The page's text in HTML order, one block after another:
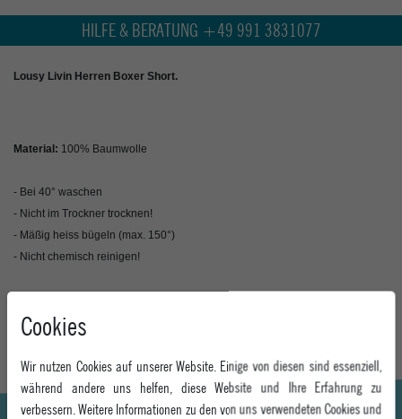
HILFE & BERATUNG +49 991 3831077
Lousy Livin Herren Boxer Short.
Material: 100% Baumwolle
- Bei 40° waschen
- Nicht im Trockner trocknen!
- Mäßig heiss bügeln (max. 150°)
- Nicht chemisch reinigen!
MEHR INFORMATIONEN ZUM EU VERANTWORTLICHEN »
Cookies
Wir nutzen Cookies auf unserer Website. Einige von diesen sind essenziell,
während andere uns helfen, diese Website und Ihre Erfahrung zu
verbessern. Weitere Informationen zu den von uns verwendeten Cookies und